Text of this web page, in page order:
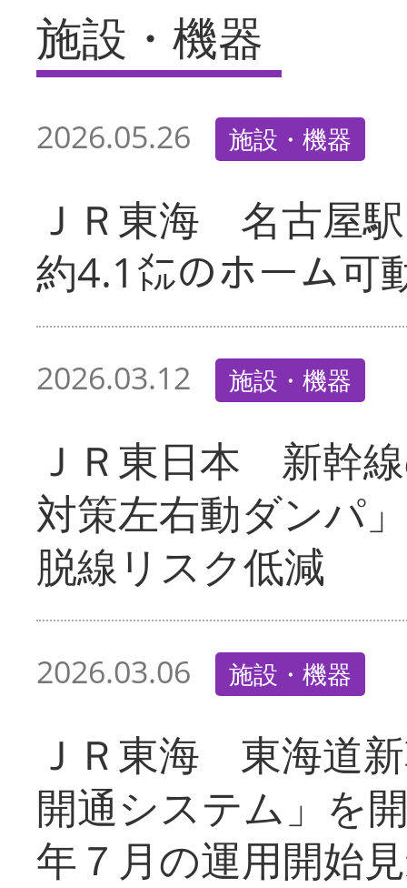
施設・機器
2026.05.26 施設・機器
ＪＲ東海 名古屋
約4.1㍍のホーム可
2026.03.12 施設・機器
ＪＲ東日本 新幹
対策左右動ダン
脱線リスク低減
2026.03.06 施設・機器
ＪＲ東海 東海道
開通システム」を
年７月の運用開始